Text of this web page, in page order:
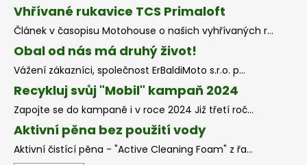
Vhřívané rukavice TCS Primaloft
Článek v časopisu Motohouse o našich vyhřívaných r...
Obal od nás má druhý život!
Vážení zákazníci, společnost ErBaldiMoto s.r.o. p...
Recykluj svůj "Mobil" kampaň 2024
Zapojte se do kampaně i v roce 2024 Již třetí roč...
Aktivní pěna bez použití vody
Aktivní čistící pěna - "Active Cleaning Foam" z řa...